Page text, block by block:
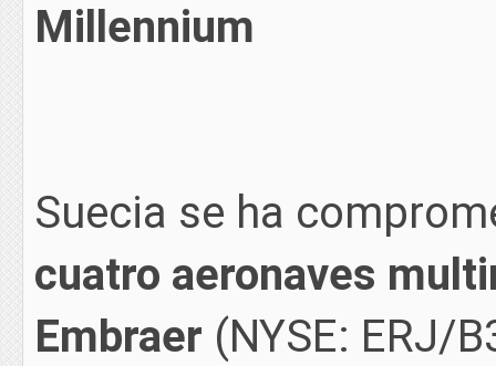
Millennium
Suecia se ha
cuatro aeronaves
Embraer (NYSE: ERJ/